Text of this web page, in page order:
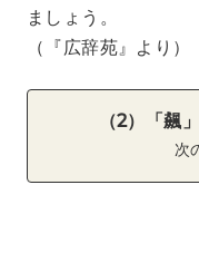
ましょう。
（『広辞苑』より）
（2）「飆
次